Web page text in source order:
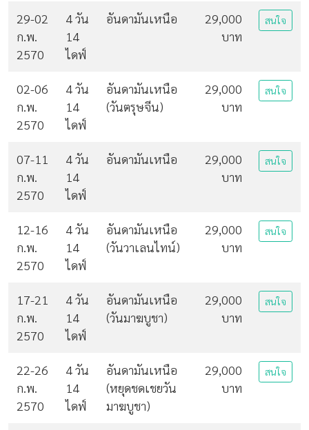
29-02
ก.พ.
2570
4 วัน
14
ไดฟ์
อันดามันเหนือ
29,000
บาท
สนใจ
02-06
ก.พ.
2570
4 วัน
14
ไดฟ์
อันดามันเหนือ
(วันตรุษจีน)
29,000
บาท
สนใจ
07-11
ก.พ.
2570
4 วัน
14
ไดฟ์
อันดามันเหนือ
29,000
บาท
สนใจ
12-16
ก.พ.
2570
4 วัน
14
ไดฟ์
อันดามันเหนือ
(วันวาเลนไทน์)
29,000
บาท
สนใจ
17-21
ก.พ.
2570
4 วัน
14
ไดฟ์
อันดามันเหนือ
(วันมาฆบูชา)
29,000
บาท
สนใจ
22-26
ก.พ.
2570
4 วัน
14
ไดฟ์
อันดามันเหนือ
(หยุดชดเชยวัน
มาฆบูชา)
29,000
บาท
สนใจ